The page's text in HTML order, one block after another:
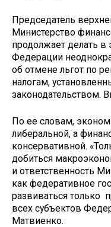
Председатель
Министерство
продолжает делать в
Федерации
об отмене льгот по
налогам,
законодательством.
По ее словам,
либеральной, а
консервативной.
добиться
и ответственность
как федеративное
развиваться только
всех субъектов
Матвиенко.